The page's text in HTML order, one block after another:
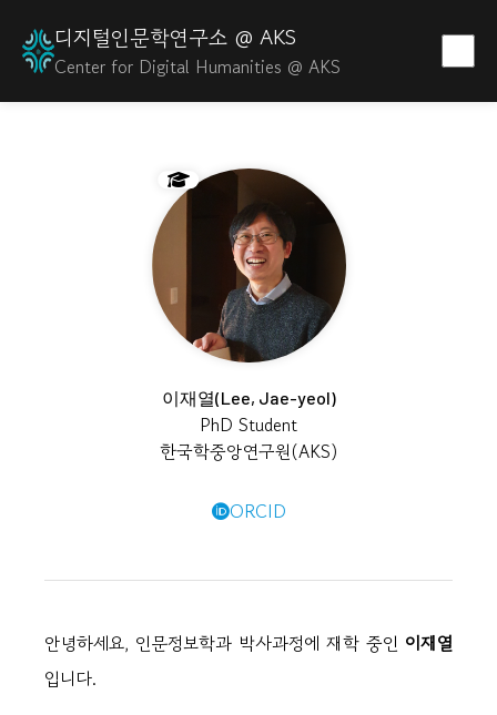
디지털인문학연구소 @ AKS
Center for Digital Humanities @ AKS
이재열(Lee, Jae-yeol)
PhD Student
한국학중앙연구원(AKS)
ORCID
안녕하세요, 인문정보학과 박사과정에 재학 중인 이재열
입니다.